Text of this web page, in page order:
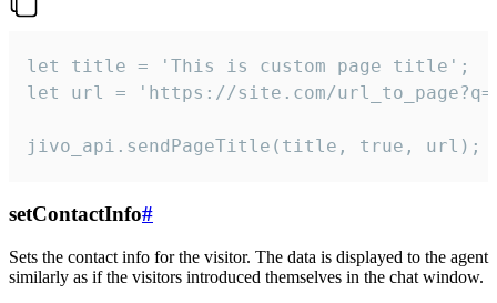
let title = 'This is custom page title';
let url = 'https://site.com/
jivo_api.sendPageTitle(title, true, url);
setContactInfo#
Sets the contact info for the visitor. The data is displayed to the agent
similarly as if the visitors introduced themselves in the chat window.